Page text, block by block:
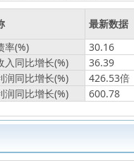
最新数据
率(%) 30.16
入同比增长(%) 36.39
润同比增长(%) 426.53倍
润同比增长(%) 600.78